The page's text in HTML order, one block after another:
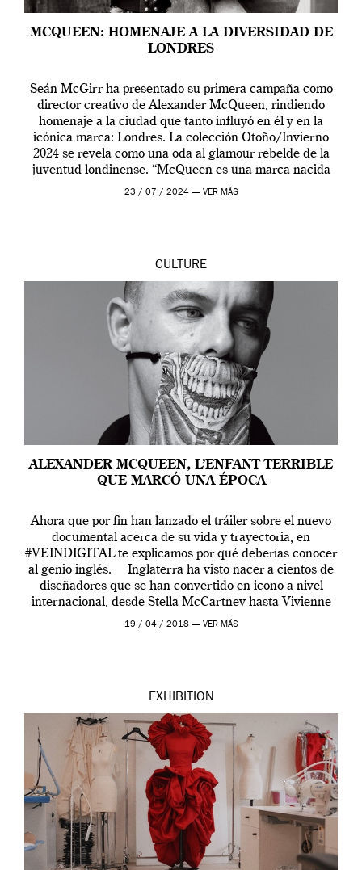
MCQUEEN: HOMENAJE A LA DIVERSIDAD DE
LONDRES
Seán McGirr ha presentado su primera campaña como
director creativo de Alexander McQueen, rindiendo
homenaje a la ciudad que tanto influyó en él y en la
icónica marca: Londres. La colección Otoño/Invierno
2024 se revela como una oda al glamour rebelde de la
juventud londinense. “McQueen es una marca nacida
en Londres y siempre ha […]
23 / 07 / 2024 — VER MÁS
CULTURE
ALEXANDER MCQUEEN, L’ENFANT TERRIBLE
QUE MARCÓ UNA ÉPOCA
Ahora que por fin han lanzado el tráiler sobre el nuevo
documental acerca de su vida y trayectoria, en
#VEINDIGITAL te explicamos por qué deberías conocer
al genio inglés. Inglaterra ha visto nacer a cientos de
diseñadores que se han convertido en icono a nivel
internacional, desde Stella McCartney hasta Vivienne
Westwood pasando […]
19 / 04 / 2018 — VER MÁS
EXHIBITION